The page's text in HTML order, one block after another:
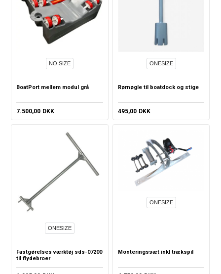
NO SIZE
BoatPort mellem modul grå
7.500,00 DKK
ONESIZE
Rørnøgle til boatdock og stige
495,00 DKK
ONESIZE
Fastgørelses værktøj sds-07200
til flydebroer
ONESIZE
Monteringssæt inkl trækspil